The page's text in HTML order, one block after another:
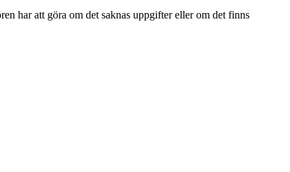
har att göra om det saknas uppgifter eller om det finns